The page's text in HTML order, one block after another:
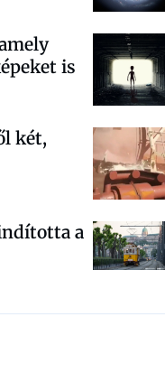
is
két,
a